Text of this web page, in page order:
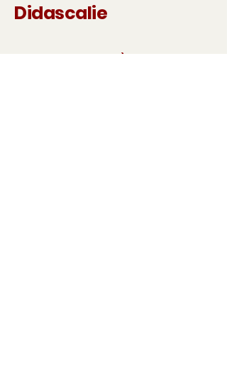
Didascalie
S'abonner à la